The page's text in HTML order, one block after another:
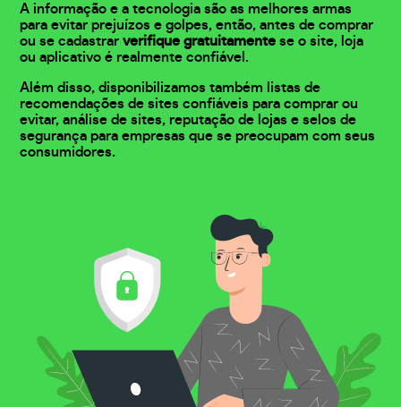
A informação e a tecnologia são as melhores armas
para evitar prejuízos e golpes, então, antes de comprar
ou se cadastrarverifique gratuitamente se o site, loja
ou aplicativo é realmente confiável.
Além disso, disponibilizamos também listas de
recomendações de sites confiáveis para comprar ou
evitar, análise de sites, reputação de lojas e selos de
segurança para empresas que se preocupam com seus
consumidores.